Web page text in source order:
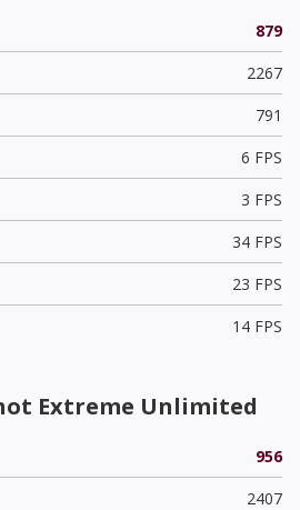
879
2267
791
6 FPS
3 FPS
34 FPS
23 FPS
14 FPS
Extreme Unlimited
956
2407